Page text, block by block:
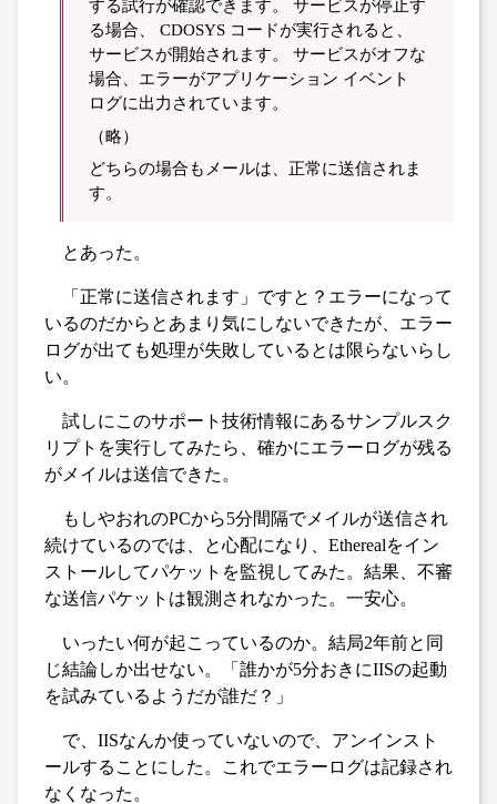
する試行が確認できます。 サービスが停止す
る場合、 CDOSYS コードが実行されると、
サービスが開始されます。 サービスがオフな
場合、エラーがアプリケーション イベント
ログに出力されています。
（略）
どちらの場合もメールは、正常に送信されま
す。
とあった。
「正常に送信されます」ですと？エラーになって
いるのだからとあまり気にしないできたが、エラー
ログが出ても処理が失敗しているとは限らないらし
い。
試しにこのサポート技術情報にあるサンプルスク
リプトを実行してみたら、確かにエラーログが残る
がメイルは送信できた。
もしやおれのPCから5分間隔でメイルが送信され
続けているのでは、と心配になり、Etherealをイン
ストールしてパケットを監視してみた。結果、不審
な送信パケットは観測されなかった。一安心。
いったい何が起こっているのか。結局2年前と同
じ結論しか出せない。「誰かが5分おきにIISの起動
を試みているようだが誰だ？」
で、IISなんか使っていないので、アンインスト
ールすることにした。これでエラーログは記録され
なくなった。